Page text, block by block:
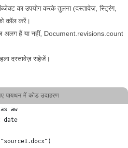
का उपयोग करके तुलना (दस्तावेज़, स्ट्रिंग,
कॉल करें।
अलग हैं या नहीं, Document.revisions.count
दस्तावेज़ सहेजें।
पायथन में कोड उदाहरण
aw
date